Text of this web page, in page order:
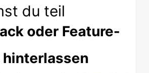
du teil
oder Feature-